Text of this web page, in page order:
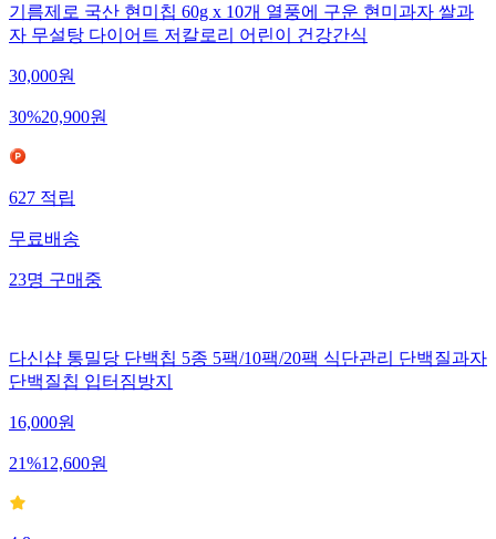
기름제로 국산 현미칩 60g x 10개 열풍에 구운 현미과자 쌀과
자 무설탕 다이어트 저칼로리 어린이 건강간식
30,000원
30%20,900원
627적립
무료배송
23명구매중
다신샵 통밀당 단백칩 5종 5팩/10팩/20팩 식단관리 단백질과자
단백질칩 입터짐방지
16,000원
21%12,600원